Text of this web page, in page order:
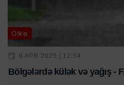
Ölkə
6 APR 2025 | 12:54
Bölgələrdə külək və yağış -